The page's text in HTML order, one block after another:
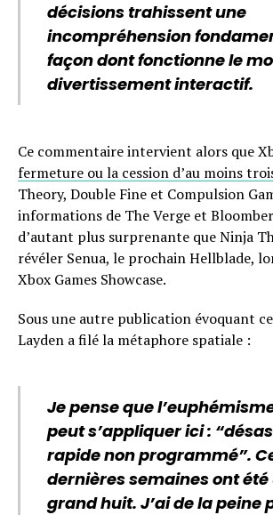
décisions trahissent une
incompréhension
façon dont fonctionne le
divertissement interactif.
Ce commentaire intervient alors que
fermeture ou la cession d’au moins
Theory, Double Fine et Compulsion
informations de The Verge et
d’autant plus surprenante que Ninja
révéler Senua, le prochain Hellblade,
Xbox Games Showcase.
Sous une autre publication évoquant
Layden a filé la métaphore spatiale :
Je pense que
peut s’appliquer ici :
rapide non programmé”.
dernières semaines ont
grand huit. J’ai de la peine